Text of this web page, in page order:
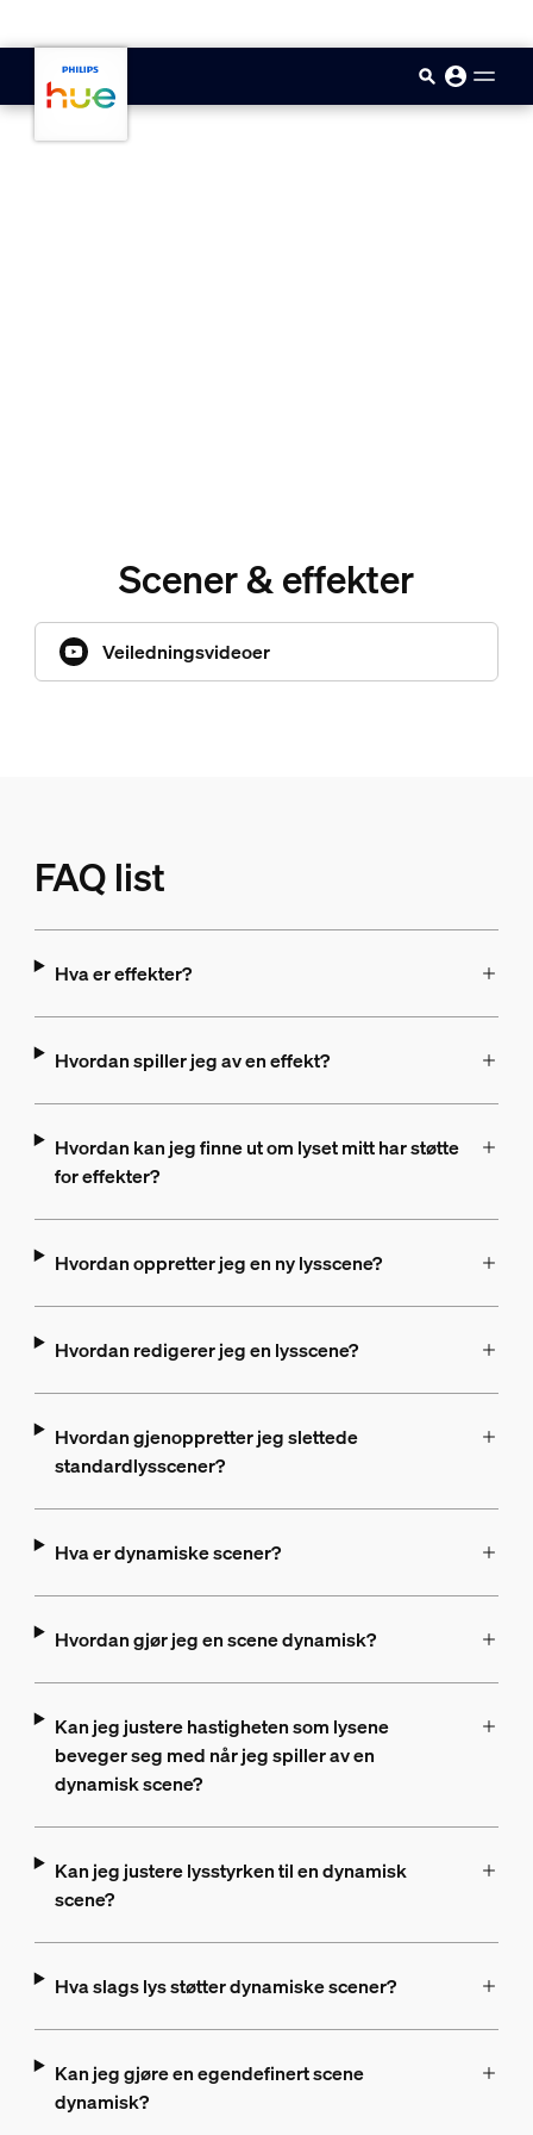
Scener & effekter
Veiledningsvideoer
FAQ list
Hva er effekter?
Hvordan spiller jeg av en effekt?
Hvordan kan jeg finne ut om lyset mitt har støtte
for effekter?
Hvordan oppretter jeg en ny lysscene?
Hvordan redigerer jeg en lysscene?
Hvordan gjenoppretter jeg slettede
standardlysscener?
Hva er dynamiske scener?
Hvordan gjør jeg en scene dynamisk?
Kan jeg justere hastigheten som lysene
beveger seg med når jeg spiller av en
dynamisk scene?
Kan jeg justere lysstyrken til en dynamisk
scene?
Hva slags lys støtter dynamiske scener?
Kan jeg gjøre en egendefinert scene
dynamisk?